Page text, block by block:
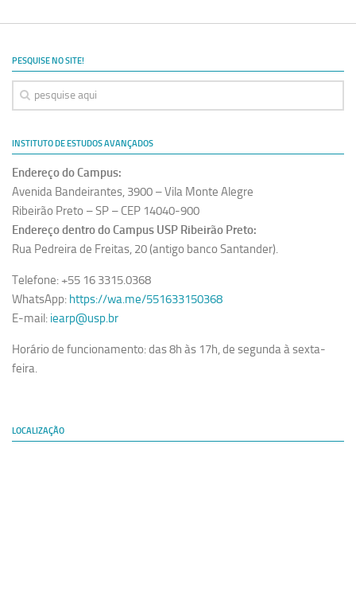
PESQUISE NO SITE!
INSTITUTO DE ESTUDOS AVANÇADOS
Endereço do Campus:
Avenida Bandeirantes, 3900 – Vila Monte Alegre
Ribeirão Preto – SP – CEP 14040-900
Endereço dentro do Campus USP Ribeirão Preto:
Rua Pedreira de Freitas, 20 (antigo banco Santander).
Telefone: +55 16 3315.0368
WhatsApp: https://wa.me/551633150368
E-mail: iearp@usp.br
Horário de funcionamento: das 8h às 17h, de segunda à sexta-
feira.
LOCALIZAÇÃO